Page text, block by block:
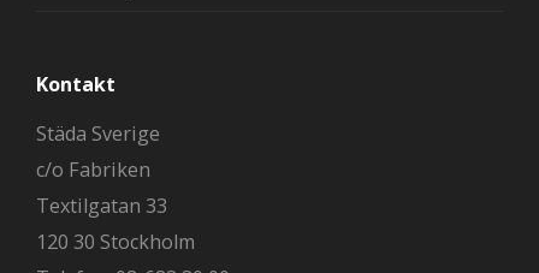
Kontakt
Städa Sverige
c/o Fabriken
Textilgatan 33
120 30 Stockholm